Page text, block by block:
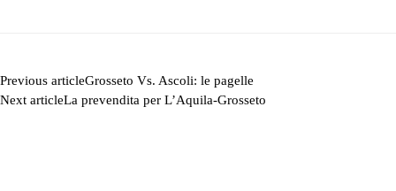
Previous articleGrosseto Vs. Ascoli: le pagelle
Next articleLa prevendita per L’Aquila-Grosseto